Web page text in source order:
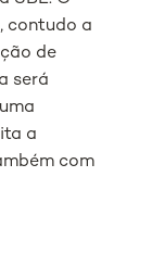
contudo a
de
será
a
com